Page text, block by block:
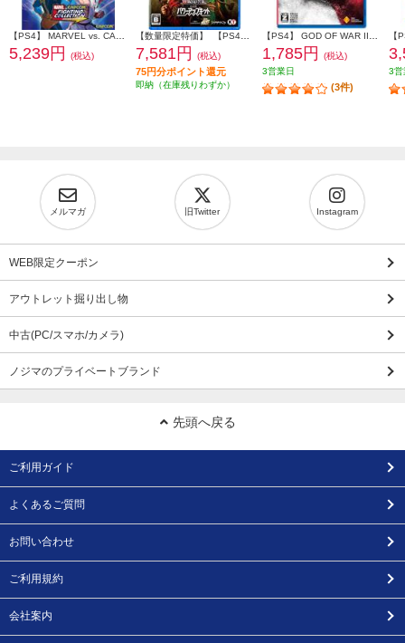
5,239円 (税込) 7,581円 (税込)
75円分ポイント還元
即納（在庫残りわずか）
1,785円
(税込)
3営業日
(3件)
【
3営
メルマガ 旧Twitter Instagram
WEB限定クーポン
アウトレット掘り出し物
中古(PC/スマホ/カメラ)
ノジマのプライベートブランド
先頭へ戻る
ご利用ガイド
よくあるご質問
お問い合わせ
ご利用規約
会社案内